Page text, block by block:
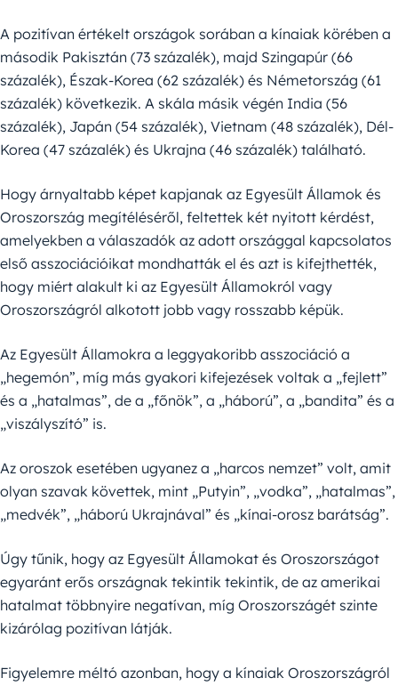
A pozitívan értékelt országok sorában a kínaiak körében a
második Pakisztán (73 százalék), majd Szingapúr (66
százalék), Észak-Korea (62 százalék) és Németország (61
százalék) következik. A skála másik végén India (56
százalék), Japán (54 százalék), Vietnam (48 százalék), Dél-
Korea (47 százalék) és Ukrajna (46 százalék) található.
Hogy árnyaltabb képet kapjanak az Egyesült Államok és
Oroszország megítéléséről, feltettek két nyitott kérdést,
amelyekben a válaszadók az adott országgal kapcsolatos
első asszociációikat mondhatták el és azt is kifejthették,
hogy miért alakult ki az Egyesült Államokról vagy
Oroszországról alkotott jobb vagy rosszabb képük.
Az Egyesült Államokra a leggyakoribb asszociáció a
„hegemón”, míg más gyakori kifejezések voltak a „fejlett”
és a „hatalmas”, de a „főnök”, a „háború”, a „bandita” és a
„viszályszító” is.
Az oroszok esetében ugyanez a „harcos nemzet” volt, amit
olyan szavak követtek, mint „Putyin”, „vodka”, „hatalmas”,
„medvék”, „háború Ukrajnával” és „kínai-orosz barátság”.
Úgy tűnik, hogy az Egyesült Államokat és Oroszországot
egyaránt erős országnak tekintik tekintik, de az amerikai
hatalmat többnyire negatívan, míg Oroszországét szinte
kizárólag pozitívan látják.
Figyelemre méltó azonban, hogy a kínaiak Oroszországról